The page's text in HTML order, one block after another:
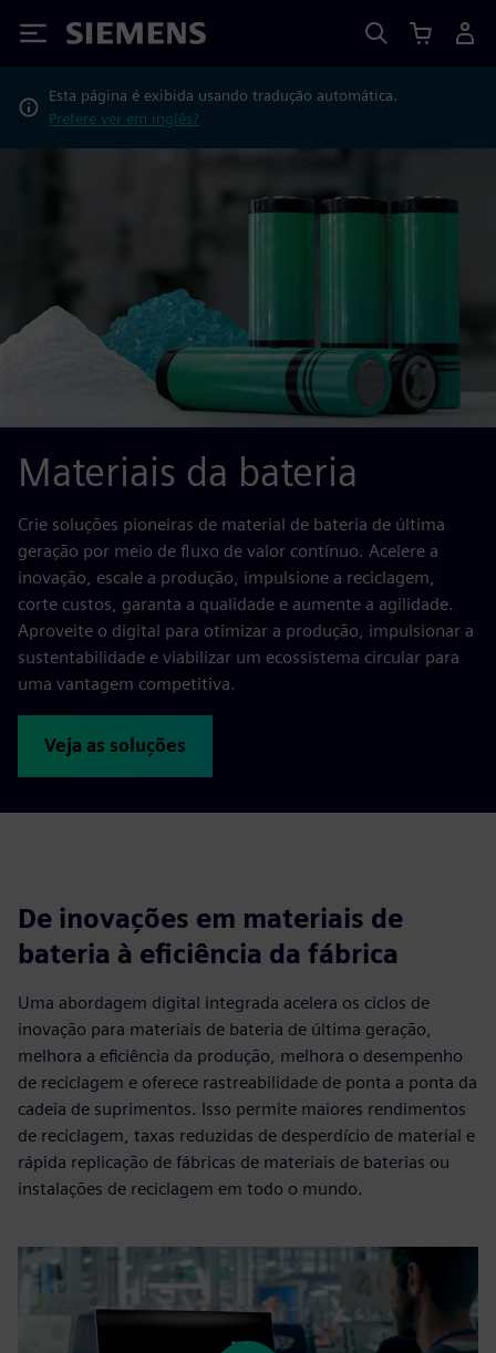
Siemens
Esta página é exibida usando tradução automática.
Prefere ver em inglês?
Materiais da bateria
Crie soluções pioneiras de material de bateria de última
geração por meio de fluxo de valor contínuo. Acelere a
inovação, escale a produção, impulsione a reciclagem,
corte custos, garanta a qualidade e aumente a agilidade.
Aproveite o digital para otimizar a produção, impulsionar a
sustentabilidade e viabilizar um ecossistema circular para
uma vantagem competitiva.
Veja as soluções
De inovações em materiais de
bateria à eficiência da fábrica
Uma abordagem digital integrada acelera os ciclos de
inovação para materiais de bateria de última geração,
melhora a eficiência da produção, melhora o desempenho
de reciclagem e oferece rastreabilidade de ponta a ponta da
cadeia de suprimentos. Isso permite maiores rendimentos
de reciclagem, taxas reduzidas de desperdício de material e
rápida replicação de fábricas de materiais de baterias ou
instalações de reciclagem em todo o mundo.